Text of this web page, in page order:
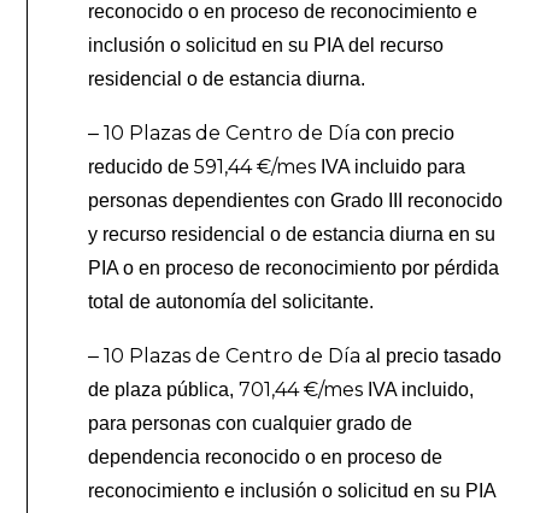
reconocido o en proceso de reconocimiento e
inclusión o solicitud en su PIA del recurso
residencial o de estancia diurna.
–10 Plazas de Centro de Día con precio
reducido de591,44 €/mes IVA incluido para
personas dependientes con Grado III reconocido
y recurso residencial o de estancia diurna en su
PIA o en proceso de reconocimiento por pérdida
total de autonomía del solicitante.
–10 Plazas de Centro de Día al precio tasado
de plaza pública,701,44 €/mes IVA incluido,
para personas con cualquier grado de
dependencia reconocido o en proceso de
reconocimiento e inclusión o solicitud en su PIA